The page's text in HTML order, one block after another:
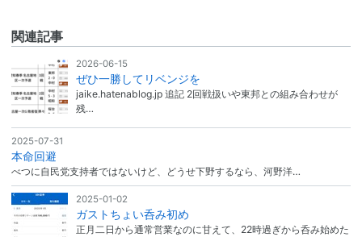
関連記事
2026-06-15
ぜひ一勝してリベンジを
jaike.hatenablog.jp 追記 2回戦扱いや東邦との組み合わせが
残…
2025-07-31
本命回避
べつに自民党支持者ではないけど、どうせ下野するなら、河野洋…
2025-01-02
ガストちょい呑み初め
正月二日から通常営業なのに甘えて、22時過ぎから呑み始めた